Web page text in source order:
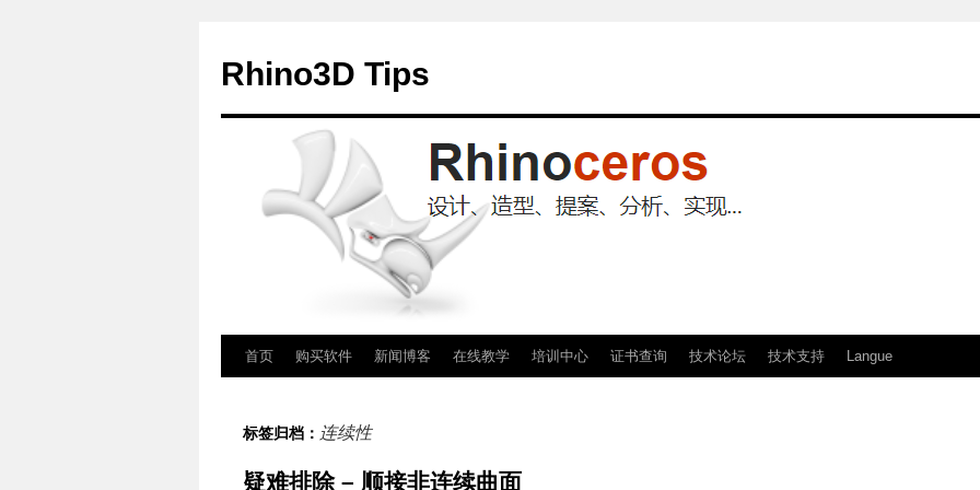
Rhino3D Tips
正
首页 购买软件 新闻博客 在线教学 培训中心 证书查询 技术论坛 技术支持 Langue
标签归档： 连续性
疑难排除 – 顺接非连续曲面